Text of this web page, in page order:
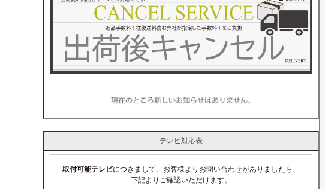
テレビ対応表
取付可能テレビにつきまして、お客様よりお問い合わせがありましたら、
下記よりご確認いただけます。